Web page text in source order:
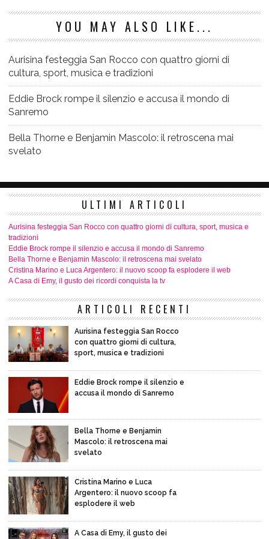
YOU MAY ALSO LIKE...
Aurisina festeggia San Rocco con quattro giorni di
cultura, sport, musica e tradizioni
Eddie Brock rompe il silenzio e accusa il mondo di
Sanremo
Bella Thorne e Benjamin Mascolo: il retroscena mai
svelato
ULTIMI ARTICOLI
Aurisina festeggia San Rocco con quattro giorni di cultura, sport, musica e
tradizioni
Eddie Brock rompe il silenzio e accusa il mondo di Sanremo
Bella Thorne e Benjamin Mascolo: il retroscena mai svelato
Cristina Marino e Luca Argentero: il nuovo scoop fa esplodere il web
A Casa di Emy, il gusto dei ricordi conquista la tv
ARTICOLI RECENTI
Aurisina festeggia San Rocco
con quattro giorni di cultura,
sport, musica e tradizioni
Eddie Brock rompe il silenzio e
accusa il mondo di Sanremo
Bella Thorne e Benjamin
Mascolo: il retroscena mai
svelato
Cristina Marino e Luca
Argentero: il nuovo scoop fa
esplodere il web
A Casa di Emy, il gusto dei